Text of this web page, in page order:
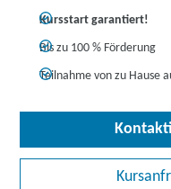
Kursstart garantiert!
Bis zu 100 % Förderung
Teilnahme von zu Hause